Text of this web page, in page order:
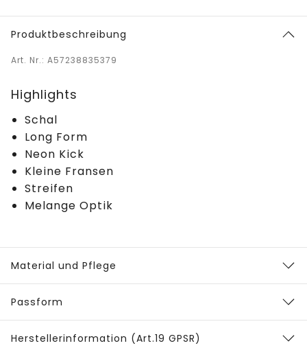
Produktbeschreibung
Art. Nr.: A57238835379
Highlights
Schal
Long Form
Neon Kick
Kleine Fransen
Streifen
Melange Optik
Material und Pflege
Passform
Herstellerinformation (Art.19 GPSR)